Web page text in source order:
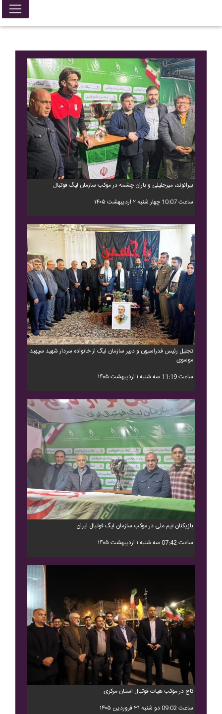
بیرانوند، میرجلیلی و باران چشمه در موکب سازمان لیگ فوتبال
ساعت 10:07 چهار شنبه ۲ اردیبهشت ۱۴۰۵
تجلیل رئیس فدراسیون و دبیر سازمان لیگ از خانواده سردار شهید سپهبد
موسوی
ساعت 11:19 سه شنبه ۱ اردیبهشت ۱۴۰۵
بازیکنان تیم ملی در موکب سازمان لیگ فوتبال ایران
ساعت 07:42 سه شنبه ۱ اردیبهشت ۱۴۰۵
تاج در موکب هیات فوتبال استان مرکزی
ساعت 09:02 دو شنبه ۳۱ فروردین ۱۴۰۵